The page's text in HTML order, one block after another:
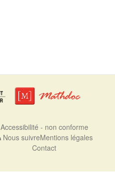
Accessibilité - non conforme
Nous suivreMentions légales
Contact